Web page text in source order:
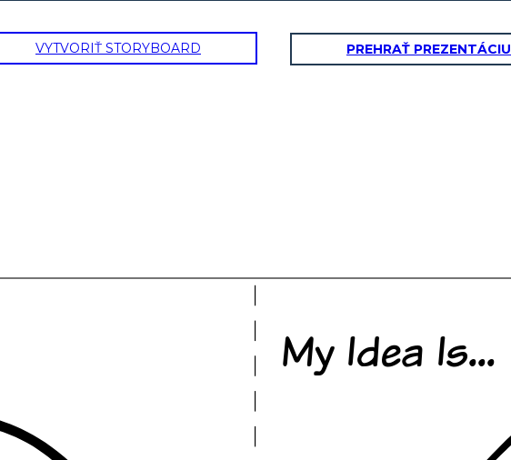
VYTVORIŤ STORYBOARD PREHRAŤ PREZENTÁCIU